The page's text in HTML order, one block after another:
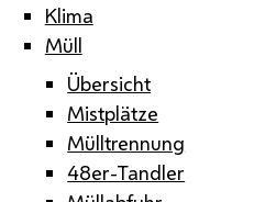
Klima
Müll
Übersicht
Mistplätze
Mülltrennung
48er-Tandler